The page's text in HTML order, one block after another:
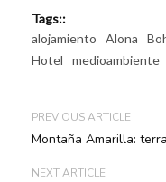
Tags::
alojamiento
Alona
Hotel
medioambiente
PREVIOUS ARTICLE
Montaña Amarilla:
NEXT ARTICLE